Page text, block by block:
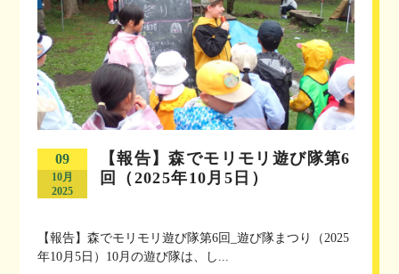
09
10月
2025
【報告】森でモリモリ遊び隊第6
回（2025年10月5日）
【報告】森でモリモリ遊び隊第6回_遊び隊まつり（2025
年10月5日）10月の遊び隊は、し...